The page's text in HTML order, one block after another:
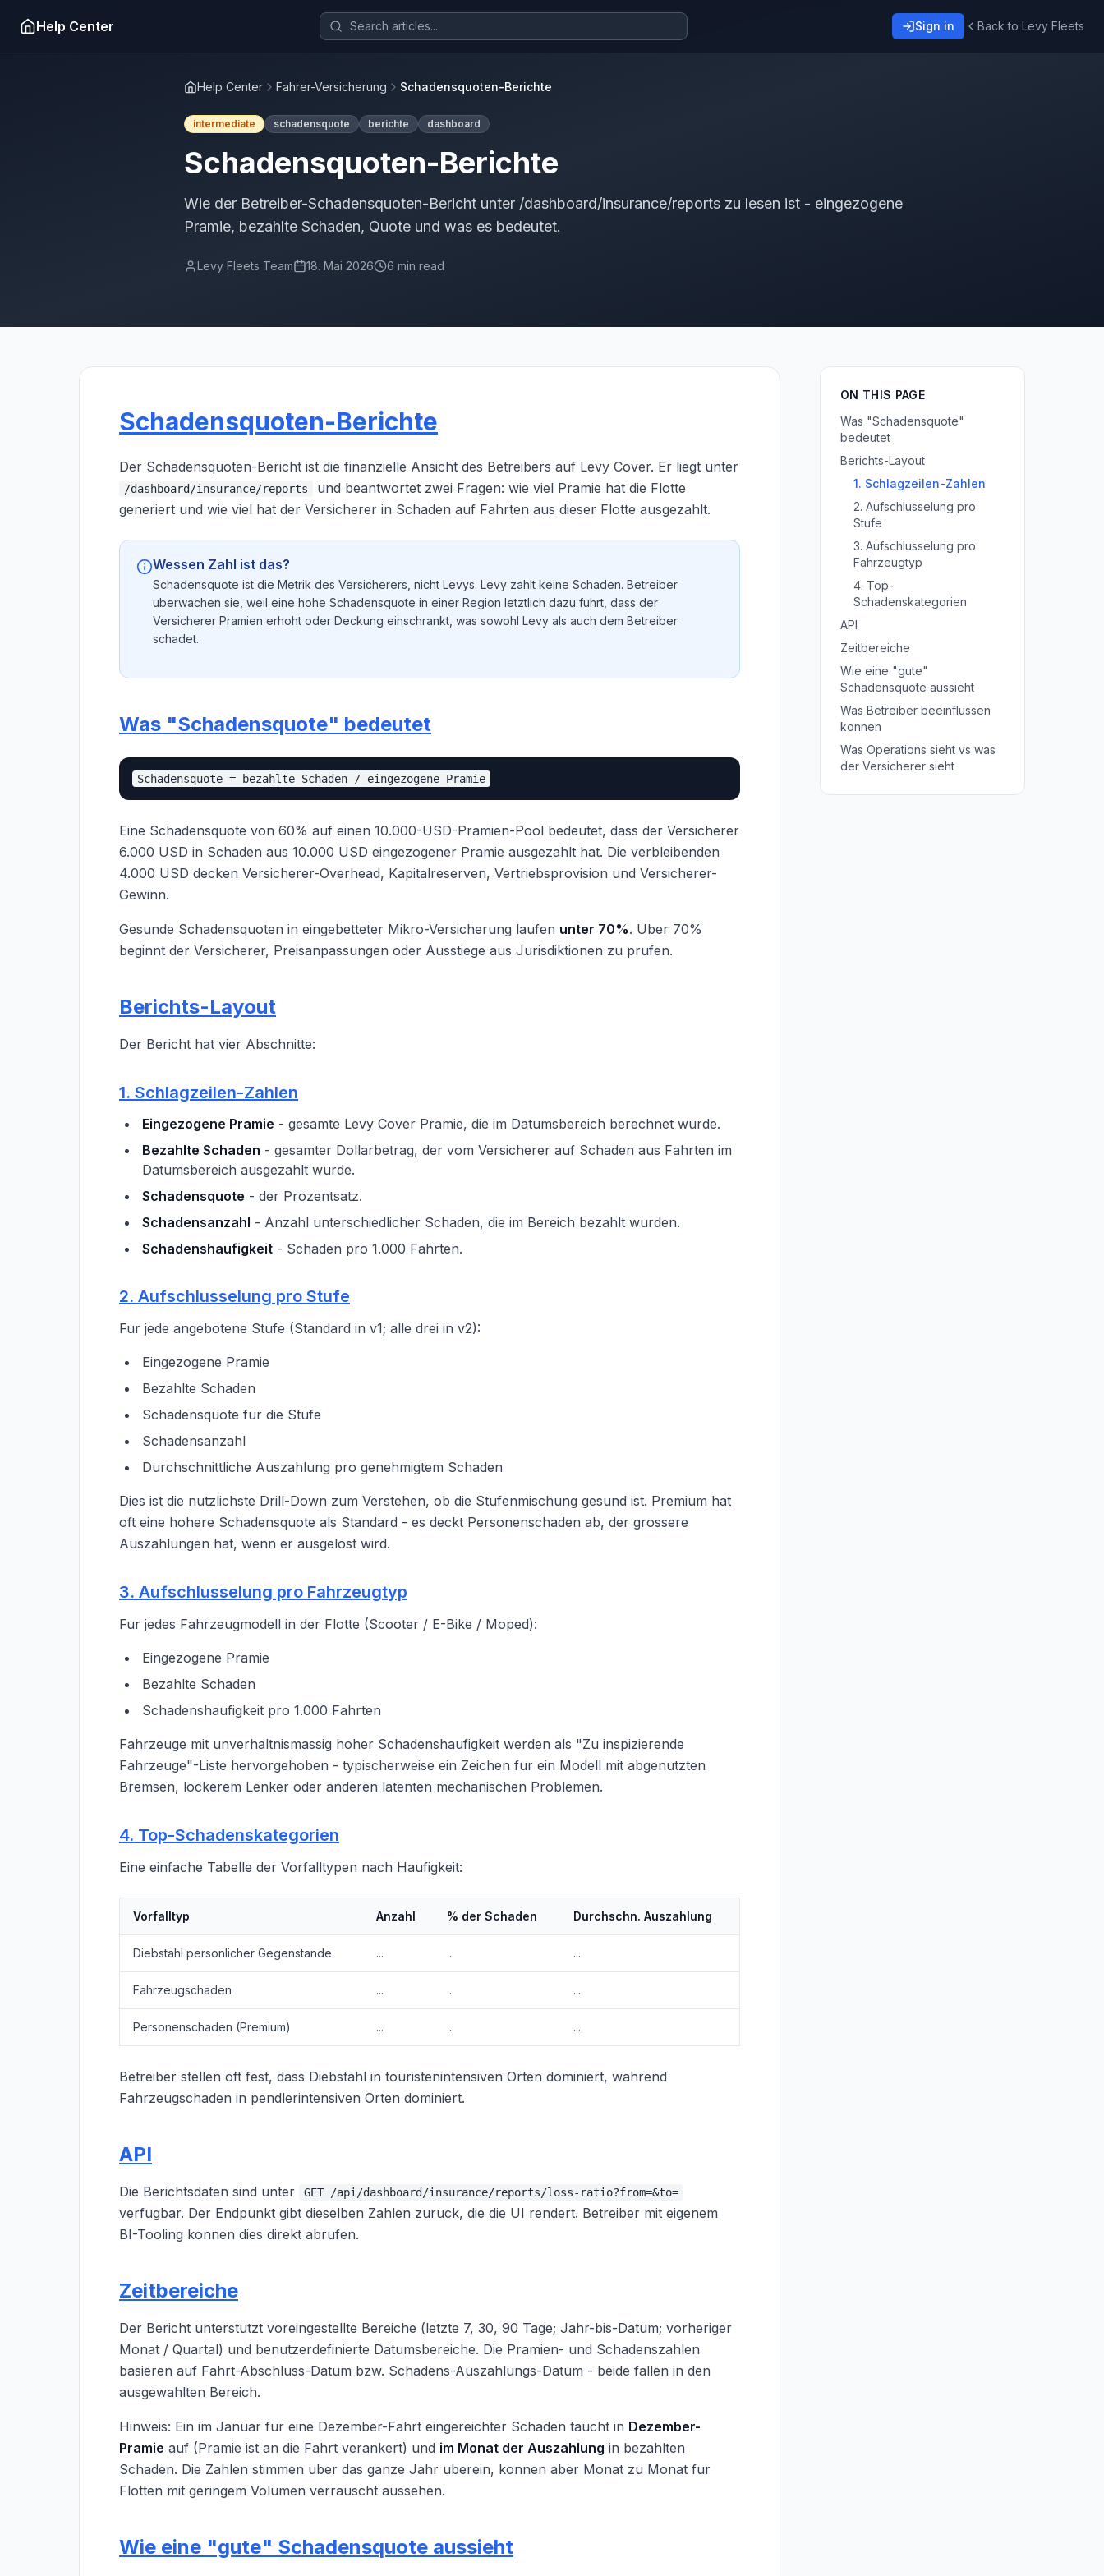
Help Center Sign in Back to Levy Fleets
Help Center Fahrer-Versicherung Schadensquoten-Berichte
intermediate schadensquote berichte dashboard
Schadensquoten-Berichte
Wie der Betreiber-Schadensquoten-Bericht unter /dashboard/insurance/reports zu lesen ist - eingezogene
Pramie, bezahlte Schaden, Quote und was es bedeutet.
Levy Fleets Team 18. Mai 2026 6 min read
Schadensquoten-Berichte
Der Schadensquoten-Bericht ist die finanzielle Ansicht des Betreibers auf Levy Cover. Er liegt unter
/dashboard/insurance/reports
und beantwortet zwei Fragen: wie viel Pramie hat die Flotte
generiert und wie viel hat der Versicherer in Schaden auf Fahrten aus dieser Flotte ausgezahlt.
Wessen Zahl ist das?
Schadensquote ist die Metrik des Versicherers, nicht Levys. Levy zahlt keine Schaden. Betreiber
uberwachen sie, weil eine hohe Schadensquote in einer Region letztlich dazu fuhrt, dass der
Versicherer Pramien erhoht oder Deckung einschrankt, was sowohl Levy als auch dem Betreiber
schadet.
Was "Schadensquote" bedeutet
Eine Schadensquote von 60% auf einen 10.000-USD-Pramien-Pool bedeutet, dass der Versicherer
6.000 USD in Schaden aus 10.000 USD eingezogener Pramie ausgezahlt hat. Die verbleibenden
4.000 USD decken Versicherer-Overhead, Kapitalreserven, Vertriebsprovision und Versicherer-
Gewinn.
Gesunde Schadensquoten in eingebetteter Mikro-Versicherung laufen unter 70%. Uber 70%
beginnt der Versicherer, Preisanpassungen oder Ausstiege aus Jurisdiktionen zu prufen.
Berichts-Layout
Der Bericht hat vier Abschnitte:
1. Schlagzeilen-Zahlen
Eingezogene Pramie - gesamte Levy Cover Pramie, die im Datumsbereich berechnet wurde.
Bezahlte Schaden - gesamter Dollarbetrag, der vom Versicherer auf Schaden aus Fahrten im
Datumsbereich ausgezahlt wurde.
Schadensquote - der Prozentsatz.
Schadensanzahl - Anzahl unterschiedlicher Schaden, die im Bereich bezahlt wurden.
Schadenshaufigkeit - Schaden pro 1.000 Fahrten.
2. Aufschlusselung pro Stufe
Fur jede angebotene Stufe (Standard in v1; alle drei in v2):
Eingezogene Pramie
Bezahlte Schaden
Schadensquote fur die Stufe
Schadensanzahl
Durchschnittliche Auszahlung pro genehmigtem Schaden
Dies ist die nutzlichste Drill-Down zum Verstehen, ob die Stufenmischung gesund ist. Premium hat
oft eine hohere Schadensquote als Standard - es deckt Personenschaden ab, der grossere
Auszahlungen hat, wenn er ausgelost wird.
3. Aufschlusselung pro Fahrzeugtyp
Fur jedes Fahrzeugmodell in der Flotte (Scooter / E-Bike / Moped):
Eingezogene Pramie
Bezahlte Schaden
Schadenshaufigkeit pro 1.000 Fahrten
Fahrzeuge mit unverhaltnismassig hoher Schadenshaufigkeit werden als "Zu inspizierende
Fahrzeuge"-Liste hervorgehoben - typischerweise ein Zeichen fur ein Modell mit abgenutzten
Bremsen, lockerem Lenker oder anderen latenten mechanischen Problemen.
4. Top-Schadenskategorien
Eine einfache Tabelle der Vorfalltypen nach Haufigkeit:
Vorfalltyp Anzahl % der Schaden Durchschn. Auszahlung
Diebstahl personlicher Gegenstande ... ... ...
Fahrzeugschaden ... ... ...
Personenschaden (Premium) ... ... ...
Betreiber stellen oft fest, dass Diebstahl in touristenintensiven Orten dominiert, wahrend
Fahrzeugschaden in pendlerintensiven Orten dominiert.
API
Die Berichtsdaten sind unter GET /api/dashboard/insurance/reports/loss-ratio?from=&to=
verfugbar. Der Endpunkt gibt dieselben Zahlen zuruck, die die UI rendert. Betreiber mit eigenem
BI-Tooling konnen dies direkt abrufen.
Zeitbereiche
Der Bericht unterstutzt voreingestellte Bereiche (letzte 7, 30, 90 Tage; Jahr-bis-Datum; vorheriger
Monat / Quartal) und benutzerdefinierte Datumsbereiche. Die Pramien- und Schadenszahlen
basieren auf Fahrt-Abschluss-Datum bzw. Schadens-Auszahlungs-Datum - beide fallen in den
ausgewahlten Bereich.
Hinweis: Ein im Januar fur eine Dezember-Fahrt eingereichter Schaden taucht in Dezember-
Pramie auf (Pramie ist an die Fahrt verankert) und im Monat der Auszahlung in bezahlten
Schaden. Die Zahlen stimmen uber das ganze Jahr uberein, konnen aber Monat zu Monat fur
Flotten mit geringem Volumen verrauscht aussehen.
Wie eine "gute" Schadensquote aussieht
ON THIS PAGE
Was "Schadensquote"
bedeutet
Berichts-Layout
1. Schlagzeilen-Zahlen
2. Aufschlusselung pro
Stufe
3. Aufschlusselung pro
Fahrzeugtyp
4. Top-
Schadenskategorien
API
Zeitbereiche
Wie eine "gute"
Schadensquote aussieht
Was Betreiber beeinflussen
konnen
Was Operations sieht vs was
der Versicherer sieht